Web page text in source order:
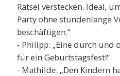
Rätsel verstecken. Ideal,
Party ohne stundenlange
beschäftigen.“
- Philipp: „Eine durch
für ein Geburtstagsfest!“
- Mathilde: „Den Kindern